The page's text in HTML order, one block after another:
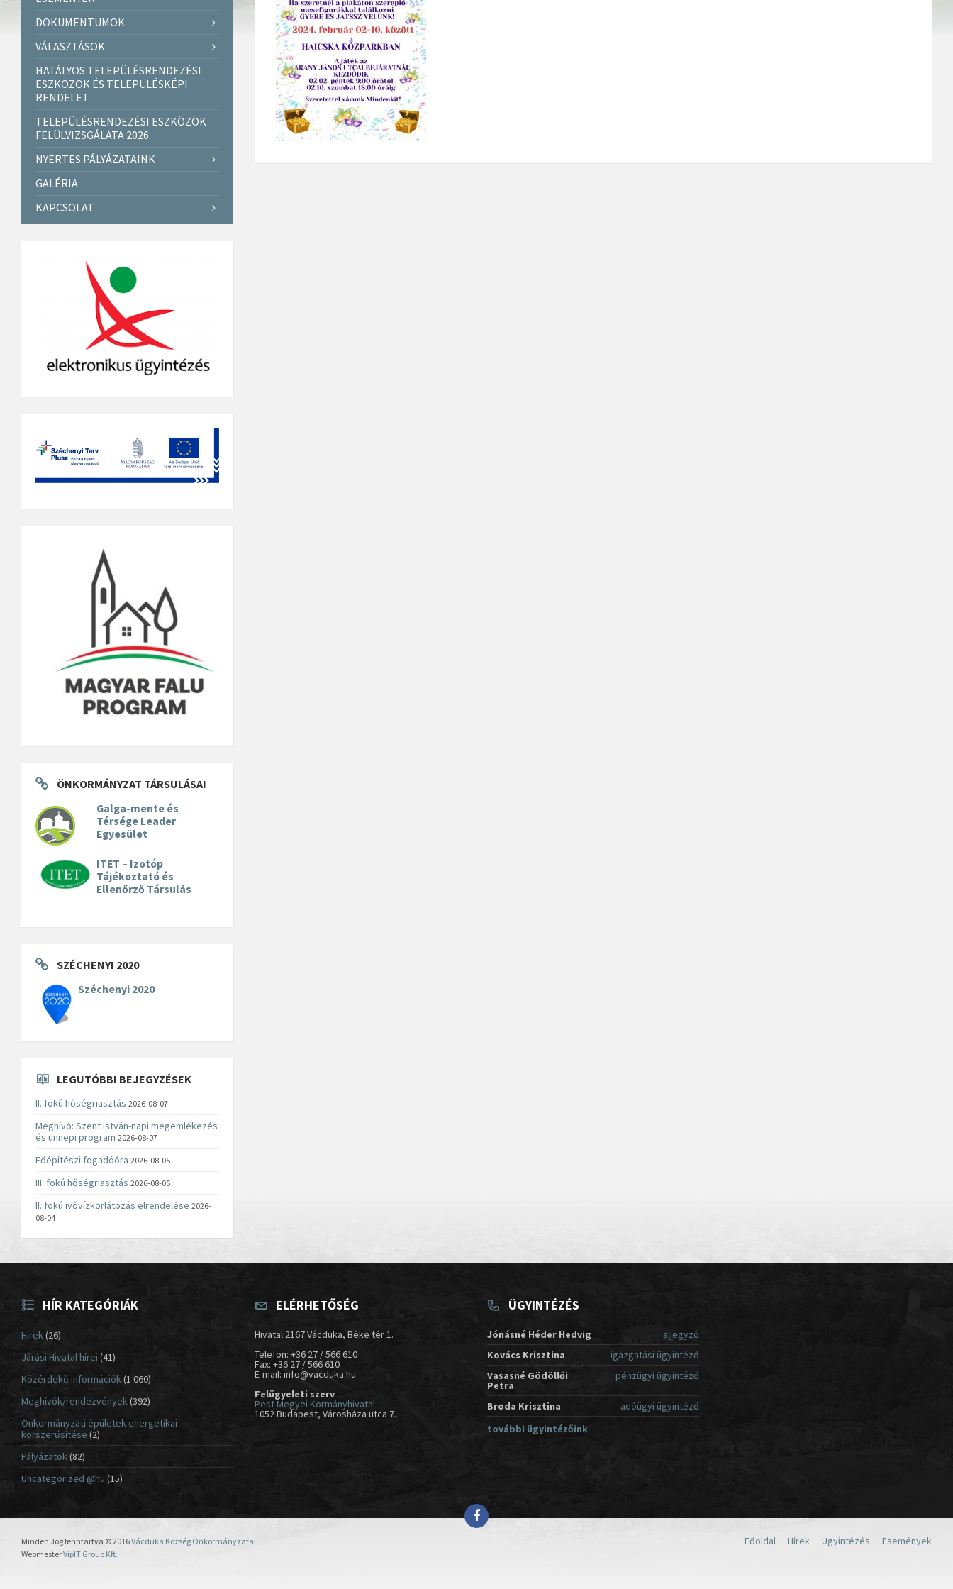
DOKUMENTUMOK
VÁLASZTÁSOK
HATÁLYOS TELEPÜLÉSRENDEZÉSI
ESZKÖZÖK ÉS TELEPÜLÉSKÉPI
RENDELET
TELEPÜLÉSRENDEZÉSI ESZKÖZÖK
FELÜLVIZSGÁLATA 2026.
NYERTES PÁLYÁZATAINK
GALÉRIA
KAPCSOLAT
ÖNKORMÁNYZAT TÁRSULÁSAI
Galga-mente és
Térsége Leader
Egyesület
ITET – Izotóp
Tájékoztató és
Ellenőrző Társulás
SZÉCHENYI 2020
Széchenyi 2020
LEGUTÓBBI BEJEGYZÉSEK
II. fokú hőségriasztás 2026-08-07
Meghívó: Szent István-napi megemlékezés
és ünnepi program 2026-08-07
Főépítészi fogadóóra 2026-08-05
III. fokú hőségriasztás 2026-08-05
II. fokú ivóvízkorlátozás elrendelése 2026-
08-04
HÍR KATEGÓRIÁK
Hírek (26)
Járási Hivatal hírei (41)
Közérdekű információk(1 060)
Meghívók/rendezvények(392)
Önkormányzati épületek energetikai
korszerűsítése (2)
Pályázatok(82)
Uncategorized @hu (15)
ELÉRHETŐSÉG
Hivatal 2167 Vácduka, Béke tér 1.
Telefon: +36 27 / 566 610
Fax: +36 27 / 566 610
E-mail: info@vacduka.hu
Felügyeleti szerv
Pest Megyei Kormányhivatal
1052 Budapest, Városháza utca 7.
ÜGYINTÉZÉS
Jónásné Héder Hedvig
aljegyző
Kovács Krisztina
igazgatási ügyintéző
Vasasné Gödöllői
Petra
pénzügyi ügyintéző
Broda Krisztina
adóügyi ügyintéző
további ügyintézőink
Főoldal Hírek Ügyintézés Események
Minden Jog fenntartva © 2016Vácduka Község Önkormányzata
WebmesterVipIT Group Kft.